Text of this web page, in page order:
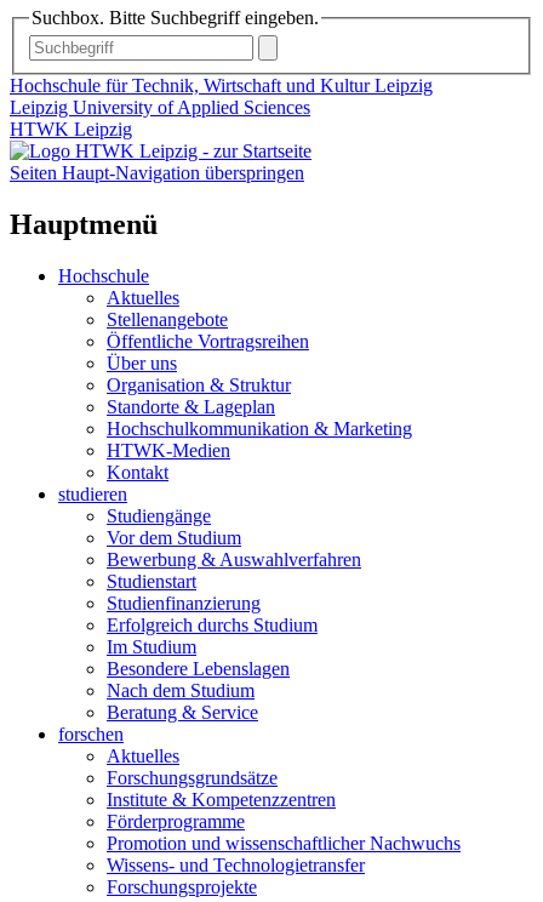
Suchbox. Bitte Suchbegriff eingeben.
Hochschule für Technik, Wirtschaft und Kultur Leipzig
Leipzig University of Applied Sciences
HTWK Leipzig
Seiten Haupt-Navigation überspringen
Hauptmenü
Hochschule
Aktuelles
Stellenangebote
Öffentliche Vortragsreihen
Über uns
Organisation & Struktur
Standorte & Lageplan
Hochschulkommunikation & Marketing
HTWK-Medien
Kontakt
studieren
Studiengänge
Vor dem Studium
Bewerbung & Auswahlverfahren
Studienstart
Studienfinanzierung
Erfolgreich durchs Studium
Im Studium
Besondere Lebenslagen
Nach dem Studium
Beratung & Service
forschen
Aktuelles
Forschungsgrundsätze
Institute & Kompetenzzentren
Förderprogramme
Promotion und wissenschaftlicher Nachwuchs
Wissens- und Technologietransfer
Forschungsprojekte